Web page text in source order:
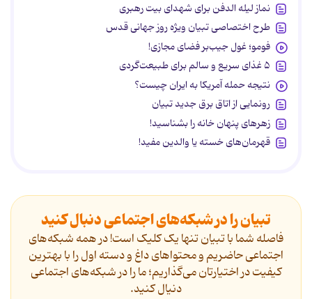
نماز لیله الدفن برای شهدای بیت رهبری
طرح اختصاصی تبیان ویژه روز جهانی قدس
فومو؛ غول جیب‌بر فضای مجازی!
۵ غذای سریع و سالم برای طبیعت‌گردی
نتیجه حمله آمریکا به ایران چیست؟
رونمایی از اتاق برق جدید تبیان
زهرهای پنهان خانه را بشناسید!
قهرمان‌های خسته یا والدین مفید!
تبیان را در شبکه‌های اجتماعی دنبال کنید
فاصله شما با تبیان تنها یک کلیک است! در همه شبکه‌های
اجتماعی حاضریم و محتواهای داغ و دسته اول را با بهترین
کیفیت در اختیارتان می‌گذاریم؛ ما را در شبکه‌های اجتماعی
دنیال کنید.